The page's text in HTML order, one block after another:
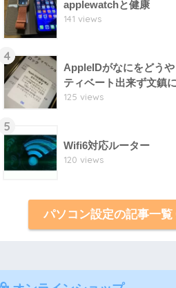
applewatchと健康
141 views
4
AppleIDがなにをどう
ティベート出来ず文鎮
125 views
5
Wifi6対応ルーター
120 views
パソコン設定の記事一覧